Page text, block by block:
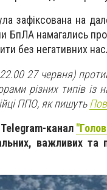
зафіксована на
БпЛА намагались
без негативних
27 червня)
різних типів
ППО, як пишуть
канал
важливих та